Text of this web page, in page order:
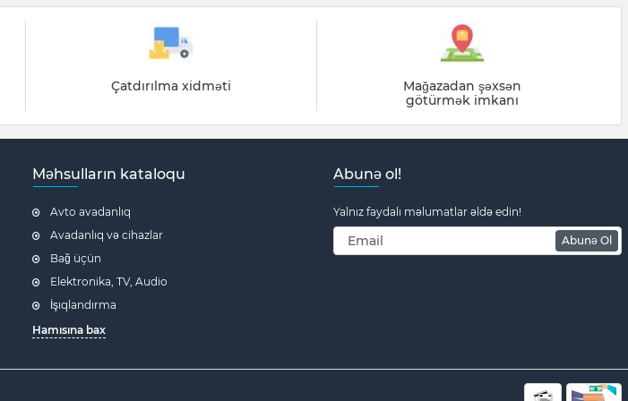
Çatdırılma xidməti
Mağazadan şəxsən
götürmək imkanı
Məhsulların kataloqu
Avto avadanlıq
Avadanlıq və cihazlar
Bağ üçün
Elektronika, TV, Audio
İşıqlandırma
Hamısına bax
Abunə ol!
Yalnız faydalı məlumatlar əldə edin!
Abunə Ol